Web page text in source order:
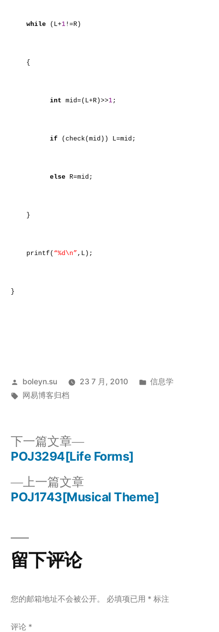
while (L+1 !=R)
{
int mid=(L+R)>>1;
if (check(mid)) L=mid;
else R=mid;
}
printf( “%d\n” ,L);
}
发
布
boleyn.su 23 7 月, 2010
发
信息学
标
网易博客归档
文
章
航
上一篇文章
一
POJ1743[Musical Theme]
下一篇文章
下
一
章：
POJ3294[Life Forms]
留下评论
您的邮箱地址不会被公开。 必填项已用 * 标注
评论 *